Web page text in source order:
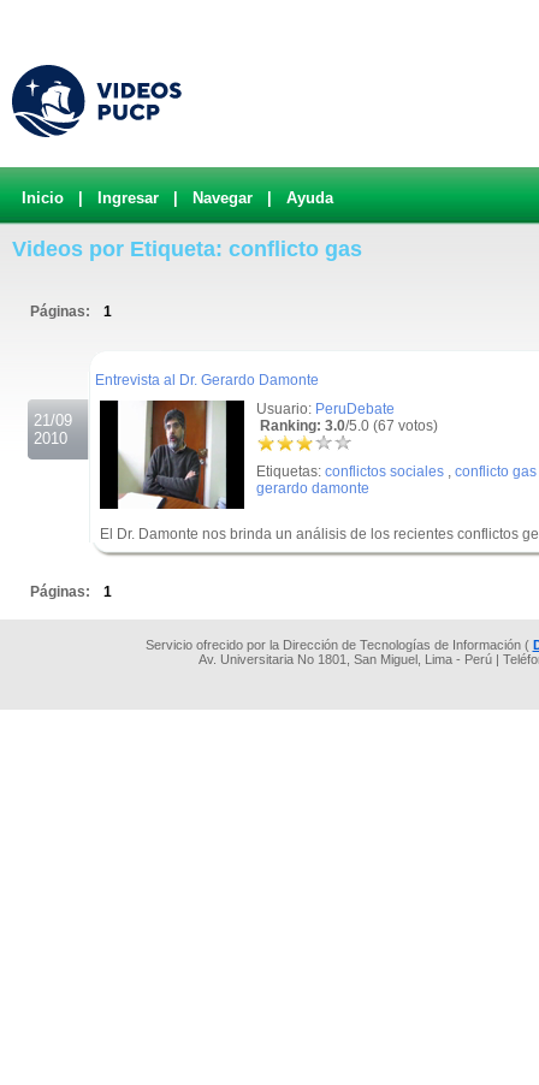
Inicio Ingresar Navegar Ayuda
Videos por Etiqueta: conflicto gas
Páginas: 1
21/09
2010
Entrevista al Dr. Gerardo Damonte
Usuario: PeruDebate
Ranking: 3.0/5.0 (67 votos)
Etiquetas: conflictos sociales , conflicto gas
gerardo damonte
El Dr. Damonte nos brinda un análisis de los recientes conflictos
Páginas: 1
Servicio ofrecido por la Dirección de Tecnologías de Información (
Av. Universitaria No 1801, San Miguel, Lima - Perú |